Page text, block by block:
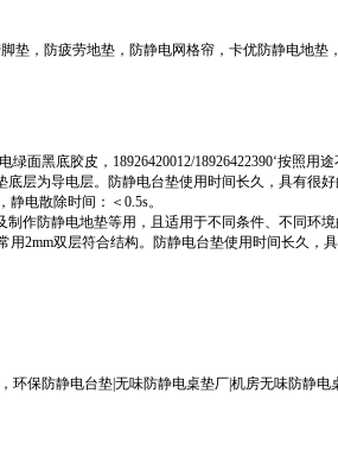
，防疲劳地垫，防静电网格帘，卡优防静电地
黑底胶皮，18926420012/18926422390‘按照用
层为导电层。防静电台垫使用时间长久，具有很
电散除时间：＜0.5s。
作防静电地垫等用，且适用于不同条件、不同环境
2mm双层符合结构。防静电台垫使用时间长久，
保防静电台垫|无味防静电桌垫厂|机房无味防静